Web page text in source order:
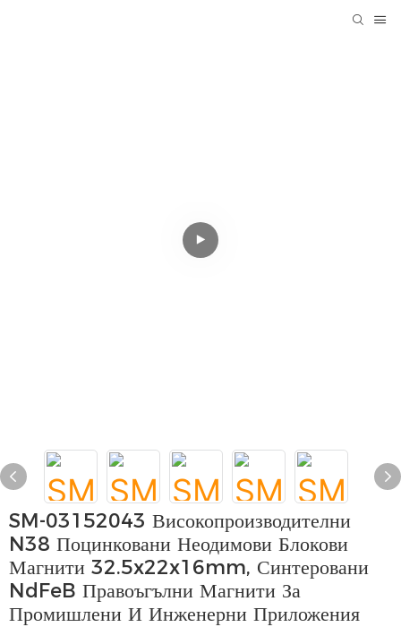
SM-03152043 Високопроизводителни
N38 Поцинковани Неодимови Блокови
Магнити 32.5x22x16mm, Синтеровани
NdFeB Правоъгълни Магнити За
Промишлени И Инженерни Приложения